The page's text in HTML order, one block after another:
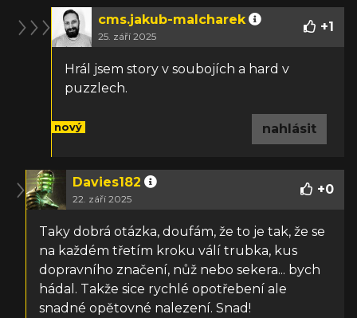
cms.jakub-malcharek
25. září 2025
+1
Hrál jsem story v soubojích a hard v
puzzlech.
nový nahlásit
Davies182
22. září 2025
+0
Taky dobrá otázka, doufám, že to je tak, že se
na každém třetím kroku válí trubka, kus
dopravního značení, nůž nebo sekera... bych
hádal. Takže sice rychlé opotřebení ale
snadné opětovné nalezení. Snad!